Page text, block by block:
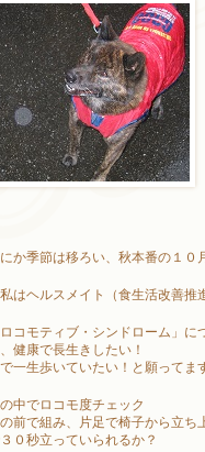
か季節は移ろい、秋本番の１０
はヘルスメイト（食生活改善
コモティブ・シンドローム」に
健康で長生きしたい！
一生歩いていたい！と願って
中でロコモ度チェック
前で組み、片足で椅子から立ち
０秒立っていられるか？